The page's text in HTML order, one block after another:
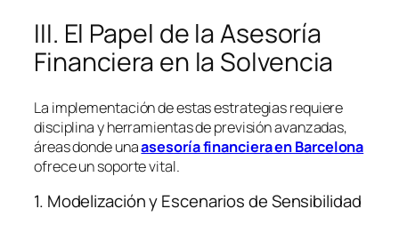
III. El Papel de la Asesoría
Financiera en la Solvencia
La implementación de estas estrategias requiere
disciplina y herramientas de previsión avanzadas,
áreas donde unaasesoría financiera en Barcelona
ofrece un soporte vital.
1. Modelización y Escenarios de Sensibilidad